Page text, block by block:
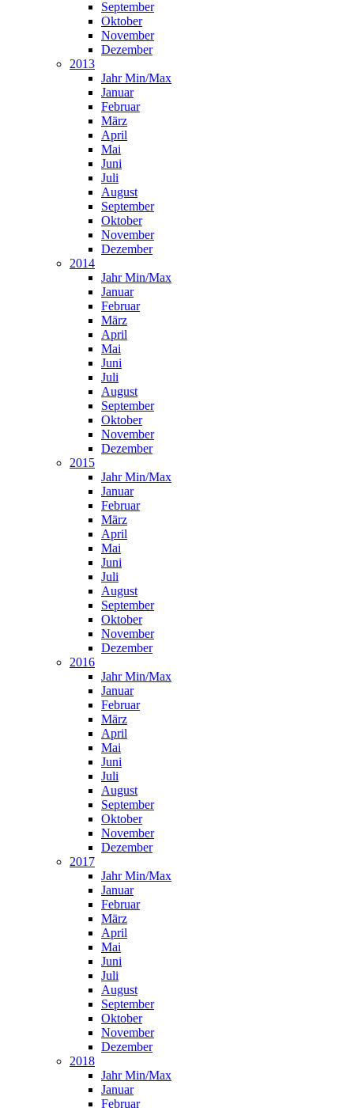
September
Oktober
November
Dezember
2013
Jahr Min/Max
Januar
Februar
März
April
Mai
Juni
Juli
August
September
Oktober
November
Dezember
2014
Jahr Min/Max
Januar
Februar
März
April
Mai
Juni
Juli
August
September
Oktober
November
Dezember
2015
Jahr Min/Max
Januar
Februar
März
April
Mai
Juni
Juli
August
September
Oktober
November
Dezember
2016
Jahr Min/Max
Januar
Februar
März
April
Mai
Juni
Juli
August
September
Oktober
November
Dezember
2017
Jahr Min/Max
Januar
Februar
März
April
Mai
Juni
Juli
August
September
Oktober
November
Dezember
2018
Jahr Min/Max
Januar
Februar